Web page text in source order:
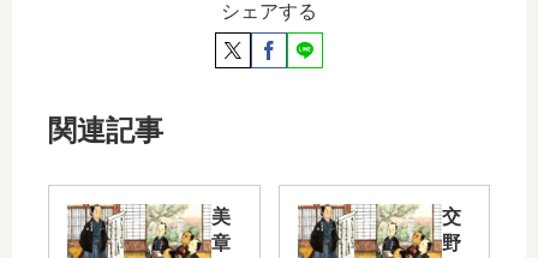
シェアする
関連記事
美
章
交
野